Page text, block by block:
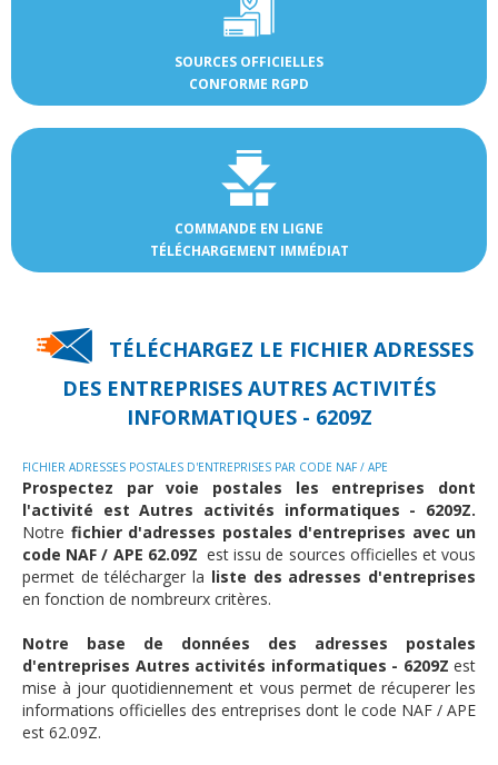
SOURCES OFFICIELLES
CONFORME RGPD
COMMANDE EN LIGNE
TÉLÉCHARGEMENT IMMÉDIAT
TÉLÉCHARGEZ LE FICHIER ADRESSES
DES ENTREPRISES AUTRES ACTIVITÉS
INFORMATIQUES - 6209Z
FICHIER ADRESSES POSTALES D'ENTREPRISES PAR CODE NAF / APE
Prospectez par voie postales les entreprises dont
l'activité est Autres activités informatiques - 6209Z.
Notre fichier d'adresses postales d'entreprises avec un
code NAF / APE 62.09Z est issu de sources officielles et vous
permet de télécharger la liste des adresses d'entreprises
en fonction de nombreurx critères.
Notre base de données des adresses postales
d'entreprises Autres activités informatiques - 6209Z est
mise à jour quotidiennement et vous permet de récuperer les
informations officielles des entreprises dont le code NAF / APE
est 62.09Z.